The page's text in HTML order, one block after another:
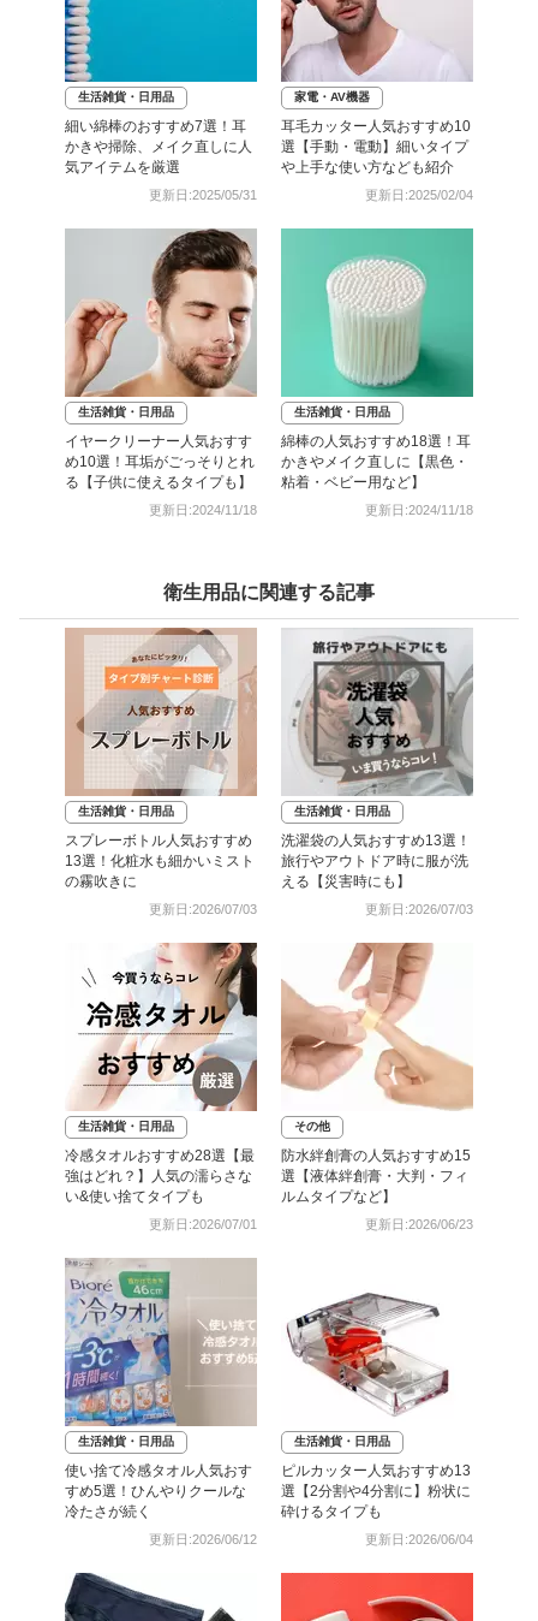
生活雑貨・日用品
細い綿棒のおすすめ7選！耳
かきや掃除、メイク直しに人
気アイテムを厳選
更新日:2025/05/31
家電・AV機器
耳毛カッター人気おすすめ10
選【手動・電動】細いタイプ
や上手な使い方なども紹介
更新日:2025/02/04
生活雑貨・日用品
イヤークリーナー人気おすす
め10選！耳垢がごっそりとれ
る【子供に使えるタイプも】
更新日:2024/11/18
生活雑貨・日用品
綿棒の人気おすすめ18選！耳
かきやメイク直しに【黒色・
粘着・ベビー用など】
更新日:2024/11/18
衛生用品に関連する記事
生活雑貨・日用品
スプレーボトル人気おすすめ
13選！化粧水も細かいミスト
の霧吹きに
更新日:2026/07/03
生活雑貨・日用品
洗濯袋の人気おすすめ13選！
旅行やアウトドア時に服が洗
える【災害時にも】
更新日:2026/07/03
生活雑貨・日用品
冷感タオルおすすめ28選【最
強はどれ？】人気の濡らさな
い&使い捨てタイプも
更新日:2026/07/01
その他
防水絆創膏の人気おすすめ15
選【液体絆創膏・大判・フィ
ルムタイプなど】
更新日:2026/06/23
生活雑貨・日用品
使い捨て冷感タオル人気おす
すめ5選！ひんやりクールな
冷たさが続く
更新日:2026/06/12
生活雑貨・日用品
ピルカッター人気おすすめ13
選【2分割や4分割に】粉状に
砕けるタイプも
更新日:2026/06/04